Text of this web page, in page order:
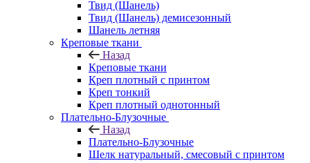
Твид (Шанель)
Твид (Шанель) демисезонный
Шанель летняя
Креповые ткани
Назад
Креповые ткани
Креп плотный с принтом
Креп тонкий
Креп плотный однотонный
Плательно-Блузочные
Назад
Плательно-Блузочные
Шелк натуральный, смесовый с принтом